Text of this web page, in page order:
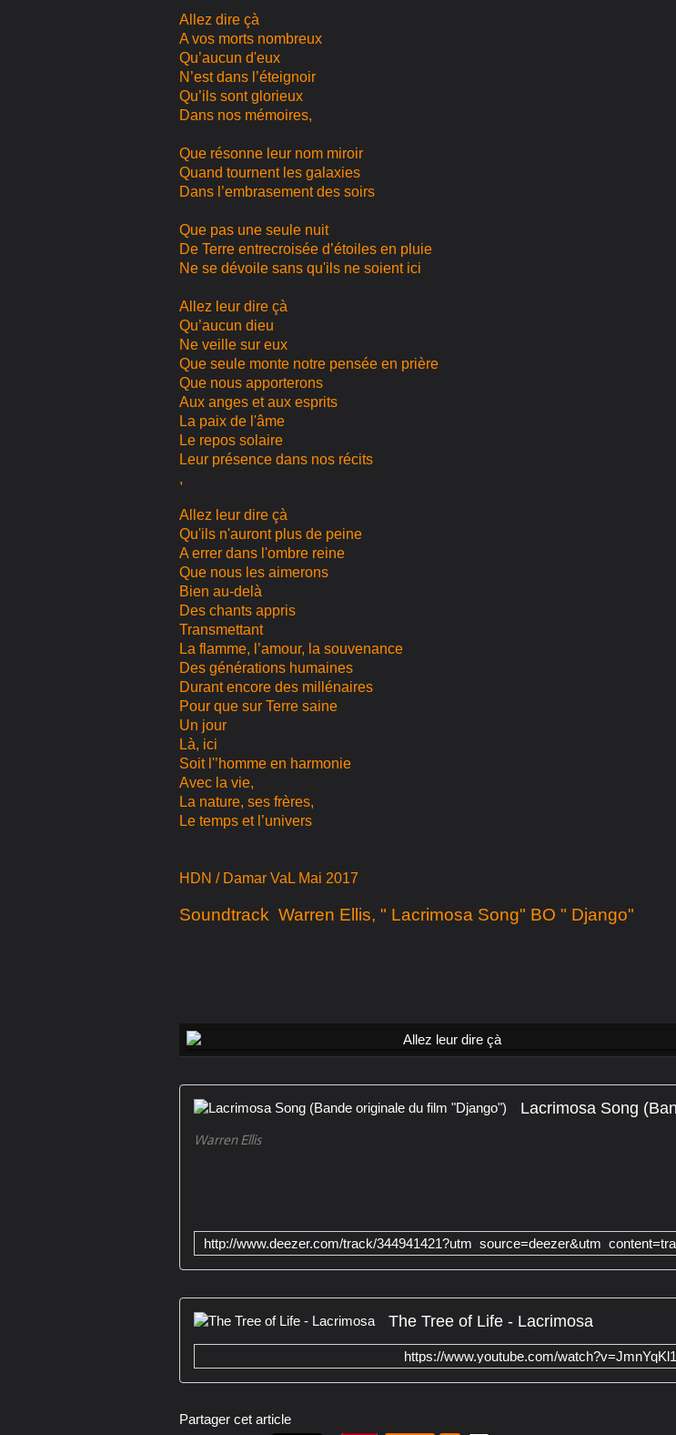
Allez dire çà
A vos morts nombreux
Qu’aucun d'eux
N’est dans l’éteignoir
Qu’ils sont glorieux
Dans nos mémoires,
Que résonne leur nom miroir
Quand tournent les galaxies
Dans l’embrasement des soirs
Que pas une seule nuit
De Terre entrecroisée d’étoiles en pluie
Ne se dévoile sans qu'ils ne soient ici
Allez leur dire çà
Qu’aucun dieu
Ne veille sur eux
Que seule monte notre pensée en prière
Que nous apporterons
Aux anges et aux esprits
La paix de l'âme
Le repos solaire
Leur présence dans nos récits
,
Allez leur dire çà
Qu'ils n'auront plus de peine
A errer dans l'ombre reine
Que nous les aimerons
Bien au-delà
Des chants appris
Transmettant
La flamme, l’amour, la souvenance
Des générations humaines
Durant encore des millénaires
Pour que sur Terre saine
Un jour
Là, ici
Soit l'’homme en harmonie
Avec la vie,
La nature, ses frères,
Le temps et l’univers
HDN / Damar VaL Mai 2017
Soundtrack Warren Ellis, " Lacrimosa Song" BO " Django"
Warren Ellis
The Tree of Life - Lacrimosa
https://www.youtube.com/
Partager cet article